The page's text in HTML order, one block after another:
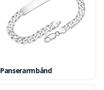
Panserarmbånd